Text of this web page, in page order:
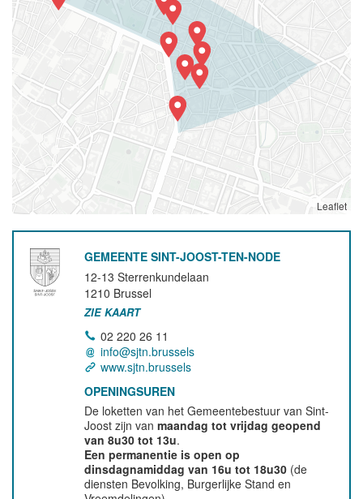
Leaflet
GEMEENTE SINT-JOOST-TEN-NODE
12-13 Sterrenkundelaan
1210 Brussel
ZIE KAART
02 220 26 11
info@sjtn.brussels
www.sjtn.brussels
OPENINGSUREN
De loketten van het Gemeentebestuur van Sint-
Joost zijn vanmaandag tot vrijdag geopend
van 8u30 tot 13u.
Een permanentie is open op
dinsdagnamiddag van 16u tot 18u30 (de
diensten Bevolking, Burgerlijke Stand en